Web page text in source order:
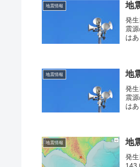
地震情報 地
発
震
は
地震情報 地
発
震
は
地震情報 地
発